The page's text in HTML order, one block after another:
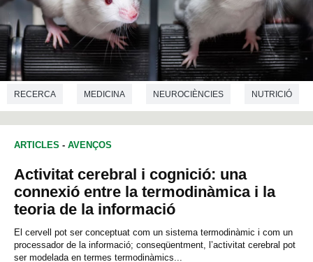
RECERCA MEDICINA NEUROCIÈNCIES NUTRICIÓ
ARTICLES - AVENÇOS
Activitat cerebral i cognició: una
connexió entre la termodinàmica i la
teoria de la informació
El cervell pot ser conceptuat com un sistema termodinàmic i com un
processador de la informació; conseqüentment, l’activitat cerebral pot
ser modelada en termes termodinàmics...